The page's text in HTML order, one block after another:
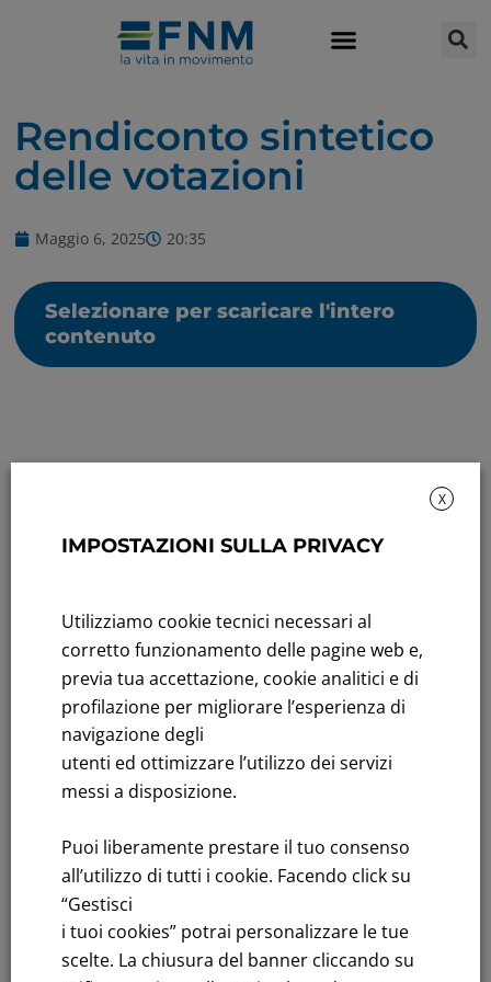
Rendiconto sintetico
delle votazioni
Maggio 6, 2025 20:35
Selezionare per scaricare l'intero
contenuto
Bandi di gara: Ultimi bandi
FNM S.p.A.
Sede in Milano, Piazzale Cadorna, 14
fnm@legalmail.it
Capitale sociale € 230.000.000,00 interamente versato
Iscrizione Registro Imprese
C.F.e P.IVA 00776140154
C.C.I.AA. Milano – REA 28331
X
IMPOSTAZIONI SULLA PRIVACY
Utilizziamo cookie tecnici necessari al
corretto funzionamento delle pagine web e,
previa tua accettazione, cookie analitici e di
profilazione per migliorare l’esperienza di
navigazione degli
utenti ed ottimizzare l’utilizzo dei servizi
messi a disposizione.
Puoi liberamente prestare il tuo consenso
all’utilizzo di tutti i cookie. Facendo click su
“Gestisci
i tuoi cookies” potrai personalizzare le tue
scelte. La chiusura del banner cliccando su